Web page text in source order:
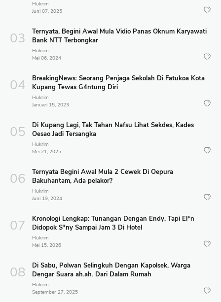
Hukrim
Juni 07, 2025
Ternyata, Begini Awal Mula Vidio Panas Oknum Karyawati
Bank NTT Terbongkar
Hukrim
Mei 06, 2024
BreakingNews: Seorang Penjaga Sekolah Di Fatukoa Kota
Kupang Tewas G4ntung Diri
Hukrim
Januari 15, 2023
Di Kupang Lagi, Tak Tahan Nafsu Lihat Sekdes, Kades
Oesao Jadi Tersangka
Hukrim
Mei 21, 2025
Ternyata Begini Awal Mula 2 Cewek Di Oepura
Bakuhantam, Ada pelakor?
Hukrim
Juni 19, 2024
Kronologi Lengkap: Tunangan Dengan Endy, Tapi El*n
Didopok S*ny Sampai Jam 3 Di Hotel
Hukrim
Mei 15, 2026
Di Sabu, Polwan Selingkuh Dengan Kapolsek, Warga
Dengar Suara ah.ah. Dari Dalam Rumah
Hukrim
September 27, 2025